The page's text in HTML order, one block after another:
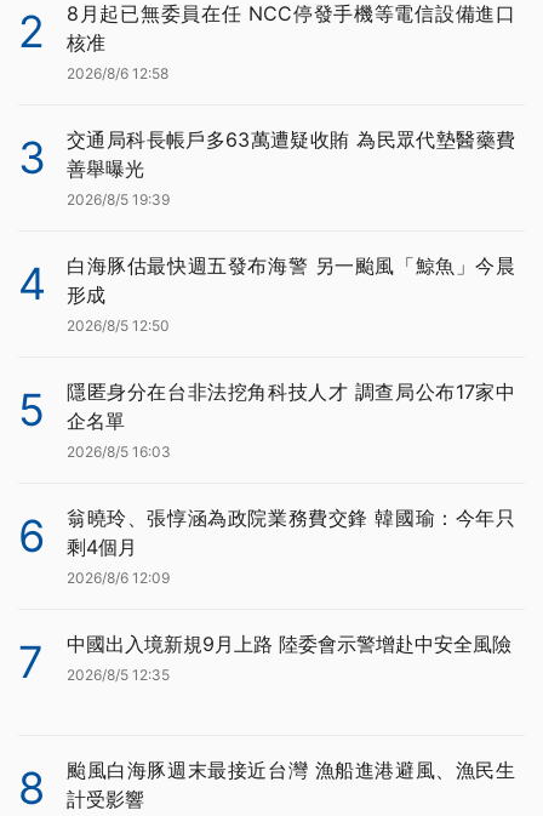
2
8月起已無委員在任 NCC停發手機等電信設備進口
核准
2026/8/6 12:58
3
交通局科長帳戶多63萬遭疑收賄 為民眾代墊醫藥費
善舉曝光
2026/8/5 19:39
4
白海豚估最快週五發布海警 另一颱風「鯨魚」今晨
形成
2026/8/5 12:50
5
隱匿身分在台非法挖角科技人才 調查局公布17家中
企名單
2026/8/5 16:03
6
翁曉玲、張惇涵為政院業務費交鋒 韓國瑜：今年只
剩4個月
2026/8/6 12:09
7 中國出入境新規9月上路 陸委會示警增赴中安全風險
2026/8/5 12:35
8
颱風白海豚週末最接近台灣 漁船進港避風、漁民生
計受影響